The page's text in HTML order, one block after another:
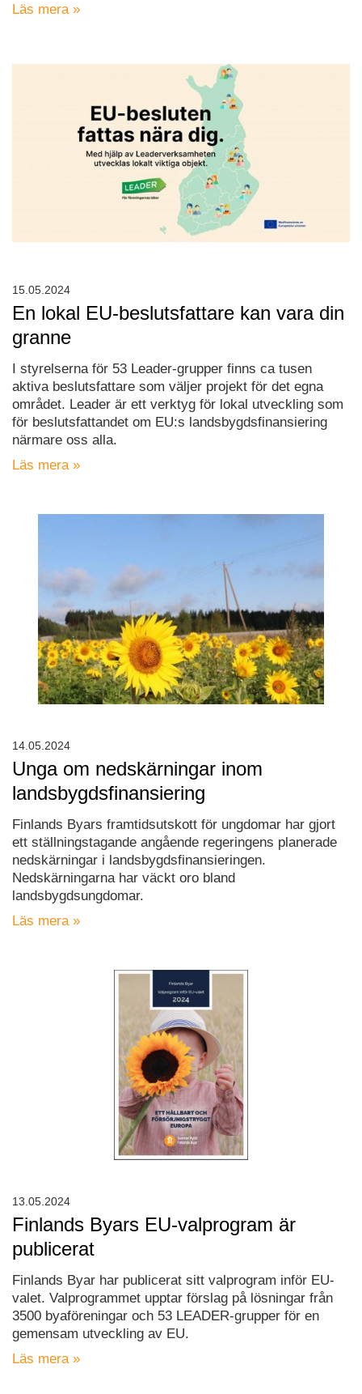
Läs mera »
En lokal EU-beslutsfattare kan vara din
granne
I styrelserna för 53 Leader-grupper finns ca tusen
aktiva beslutsfattare som väljer projekt för det egna
området. Leader är ett verktyg för lokal utveckling som
för beslutsfattandet om EU:s landsbygdsfinansiering
närmare oss alla.
Läs mera »
15.05.2024
Unga om nedskärningar inom
landsbygdsfinansiering
Finlands Byars framtidsutskott för ungdomar har gjort
ett ställningstagande angående regeringens planerade
nedskärningar i landsbygdsfinansieringen.
Nedskärningarna har väckt oro bland
landsbygdsungdomar.
Läs mera »
14.05.2024
Finlands Byars EU-valprogram är
publicerat
Finlands Byar har publicerat sitt valprogram inför EU-
valet. Valprogrammet upptar förslag på lösningar från
3500 byaföreningar och 53 LEADER-grupper för en
gemensam utveckling av EU.
Läs mera »
13.05.2024